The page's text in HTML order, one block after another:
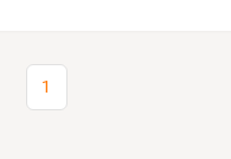
1